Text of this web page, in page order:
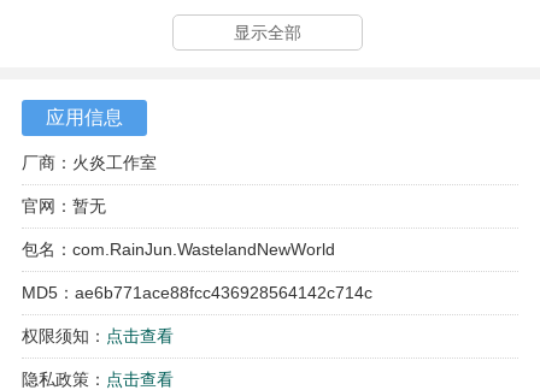
3、野外探索会随机触发各类事件，例如发现废弃仓库、遭遇
旅行商人或突遇恶劣天气，为每次外出增添了不可预知的变
显示全部
应用信息
厂商：火炎工作室
官网：暂无
包名：com.RainJun.WastelandNewWorld
MD5：ae6b771ace88fcc436928564142c714c
权限须知： 点击查看
隐私政策： 点击查看